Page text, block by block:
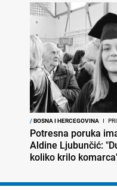
/BOSNA I HERCEGOVINA I
Potresna poruka
Aldine Ljubunčić:
koliko krilo